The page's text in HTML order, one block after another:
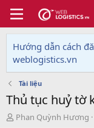
Hướng dẫn cách
weblogistics.vn
Tài liệu
Thủ tục huỷ tờ
T
Phan Quỳnh Hương